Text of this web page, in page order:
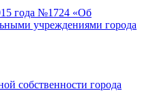
года №1724 «Об
учреждениями города
собственности города